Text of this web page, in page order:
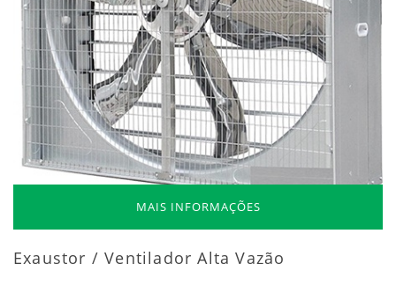
MAIS INFORMAÇÕES
Exaustor / Ventilador Alta Vazão